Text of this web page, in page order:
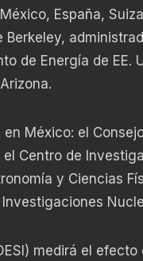
España,
de Energía de EE.
México: el
Centro de
y Ciencias
medirá el